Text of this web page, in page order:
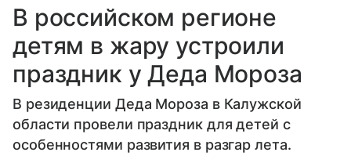
В российском регионе
детям в жару устроили
праздник у Деда Мороза
В резиденции Деда Мороза в Калужской
области провели праздник для детей с
особенностями развития в разгар лета.